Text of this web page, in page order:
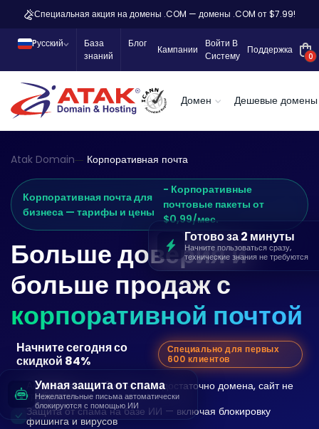
Специальная акция на домены .COM — домены .COM от $7.99!
Pусский
База
знаний
Блог
Кампании
Войти В
Систему
Поддержка
0
Домен Дешевые домены
Atak Domain Корпоративная почта
Корпоративная почта для
бизнеса — тарифы и цены
- Корпоративные
почтовые пакеты от
$0,99/мес.
Больше доверия и
больше продаж с
корпоративной почтой
Начните сегодня со
скидкой 84%
Специально для первых
600 клиентов
Активируется за 2 минуты — достаточно домена, сайт не
требуется
Защита от спама на базе ИИ — включая блокировку
фишинга и вирусов
Готово за 2 минуты
Начните пользоваться сразу,
технические знания не требуются
Умная защита от спама
Нежелательные письма автоматически
блокируются с помощью ИИ